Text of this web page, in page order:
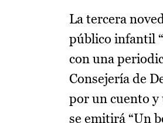
La tercera
público infantil
con una
Consejería de
por un cuento y
se emitirá “Un